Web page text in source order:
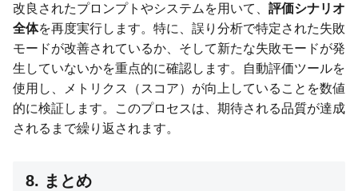
改良されたプロンプトやシステムを用いて、 評価シナリオ
全体を再度実行します。特に、誤り分析で特定された失敗
モードが改善されているか、そして新たな失敗モードが発
生していないかを重点的に確認します。自動評価ツールを
使用し、メトリクス（スコア）が向上していることを数値
的に検証します。このプロセスは、期待される品質が達成
されるまで繰り返されます。
8. まとめ